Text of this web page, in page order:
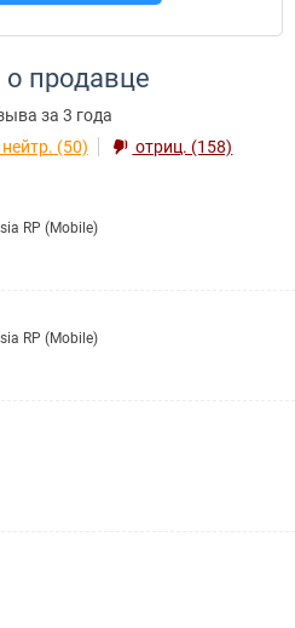
продавце
за 3 года
нейтр. (50) отриц. (158)
RP (Mobile)
RP (Mobile)